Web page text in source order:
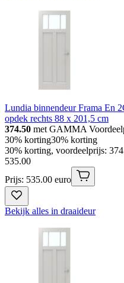
Lundia binnendeur Frama En
opdek rechts 88 x 201,5 cm
374.50 met GAMMA
30% korting30% korting
30% korting, voordeelprijs:
535.00
Prijs: 535.00 euro
Bekijk alles in draaideur